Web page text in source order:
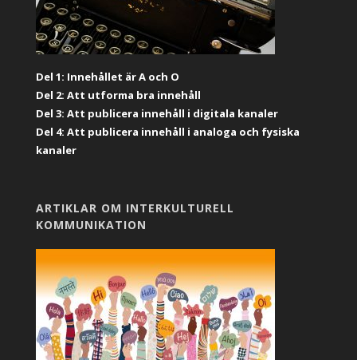
Del 1: Innehållet är A och O
Del 2: Att utforma bra innehåll
Del 3: Att publicera innehåll i digitala kanaler
Del 4: Att publicera innehåll i analoga och fysiska
kanaler
ARTIKLAR OM INTERKULTURELL
KOMMUNIKATION